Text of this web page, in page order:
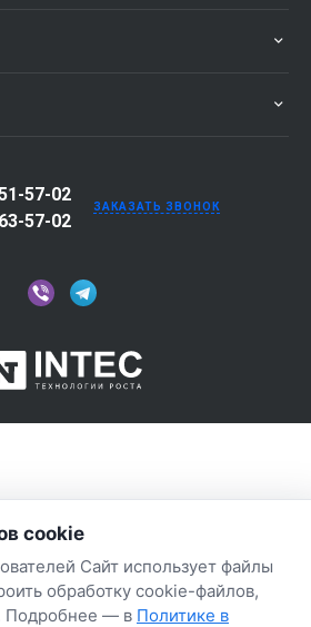
57-02
57-02
ЗАКАЗАТЬ ЗВОНОК
cookie
Сайт использует файлы
обработку cookie-файлов,
Подробнее — в Политике в